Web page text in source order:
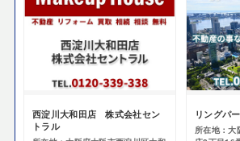
西淀川大和田店 株式会社セン
トラル
リングパ
所在地：大